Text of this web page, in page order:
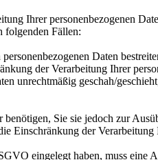
Ihrer personenbezogenen
folgenden Fällen:
Daten
der Verarbeitung Ihrer
unrechtmäßig geschah/
Sie sie jedoch zur
Einschränkung der
eingelegt haben, muss eine